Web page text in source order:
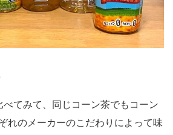
べてみて、同じコーン茶でもコーン
れのメーカーのこだわりによって味